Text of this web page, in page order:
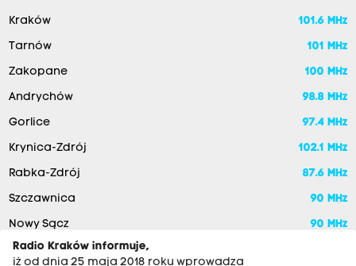
Kraków 101.6 MHz
Tarnów 101 MHz
Zakopane 100 MHz
Andrychów 98.8 MHz
Gorlice 97.4 MHz
Krynica-Zdrój 102.1 MHz
Rabka-Zdrój 87.6 MHz
Szczawnica 90 MHz
Nowy Sącz
90 MHz
Radio Kraków informuje,
iż od dnia 25 maja 2018 roku wprowadza